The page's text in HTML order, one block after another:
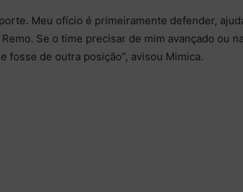
Meu ofício é primeiramente defender,
Se o time precisar de mim avançado ou
fosse de outra posição”, avisou Mimica.